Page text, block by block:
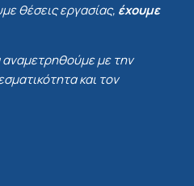
θέσεις εργασίας, έχουμε
με την
και τον